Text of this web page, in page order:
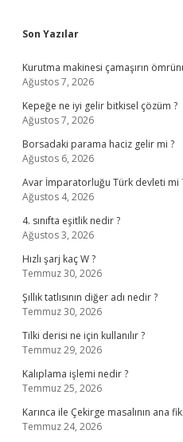
Sidebar
Son Yazılar
Kurutma makinesi çamaşırın
Ağustos 7, 2026
Kepeğe ne iyi gelir bitkisel çözüm ?
Ağustos 7, 2026
Borsadaki parama haciz gelir mi ?
Ağustos 6, 2026
Avar İmparatorluğu Türk devleti mi
Ağustos 4, 2026
4. sınıfta eşitlik nedir ?
Ağustos 3, 2026
Hızlı şarj kaç W ?
Temmuz 30, 2026
Şıllık tatlısının diğer adı nedir ?
Temmuz 30, 2026
Tilki derisi ne için kullanılır ?
Temmuz 29, 2026
Kalıplama işlemi nedir ?
Temmuz 25, 2026
Karınca ile Çekirge masalının ana
Temmuz 24, 2026